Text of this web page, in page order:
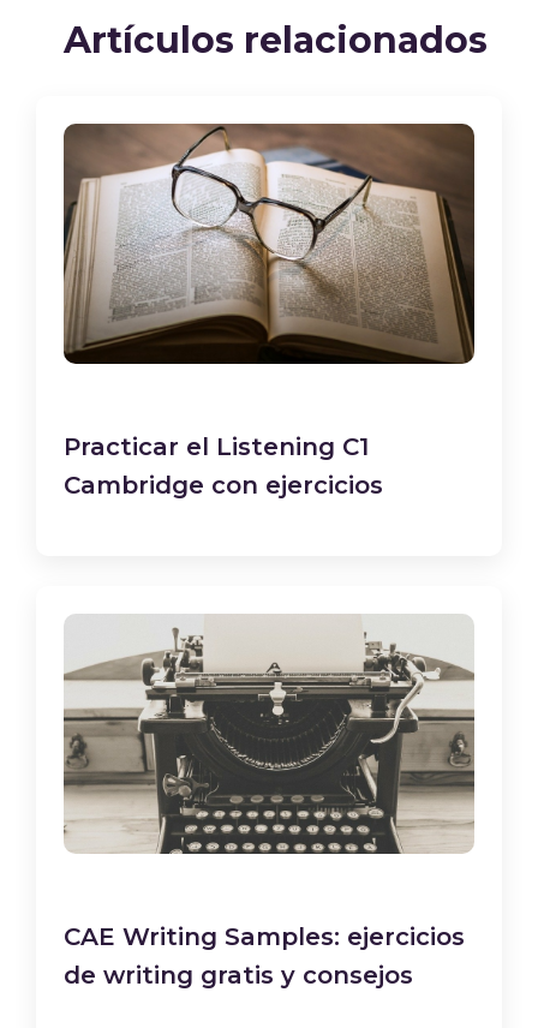
Artículos relacionados
Practicar el Listening C1
Cambridge con ejercicios
CAE Writing Samples: ejercicios
de writing gratis y consejos